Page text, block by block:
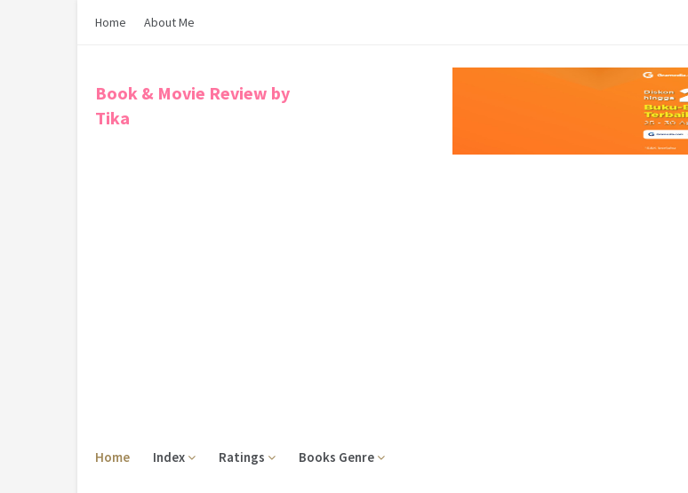
Home About Me
Book & Movie Review by
Tika
Home Index Ratings Books Genre